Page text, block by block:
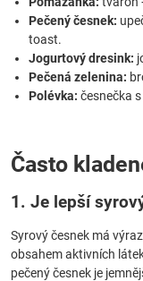
Pečený česnek:
toast.
Jogurtový dresink:
Pečená zelenina:
Polévka: česnečka
Často
1. Je lepší
Syrový česnek má
obsahem aktivních
pečený česnek je